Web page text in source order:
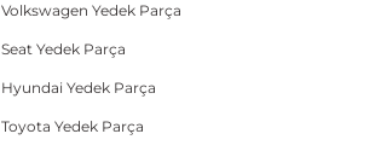
Volkswagen Yedek Parça
Seat Yedek Parça
Hyundai Yedek Parça
Toyota Yedek Parça